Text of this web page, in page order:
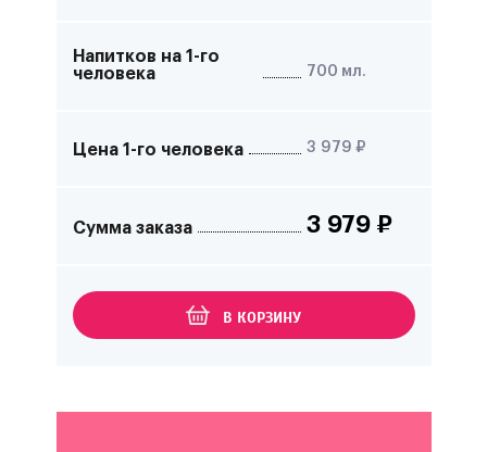
Напитков на 1-го
человека
700 мл.
Цена 1-го человека 3 979 ₽
Сумма заказа 3 979₽
В КОРЗИНУ